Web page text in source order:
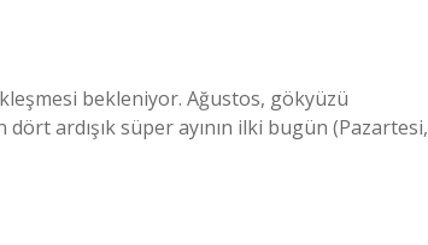
bekleniyor. Ağustos, gökyüzü
ardışık süper ayının ilki bugün (Pazartesi,